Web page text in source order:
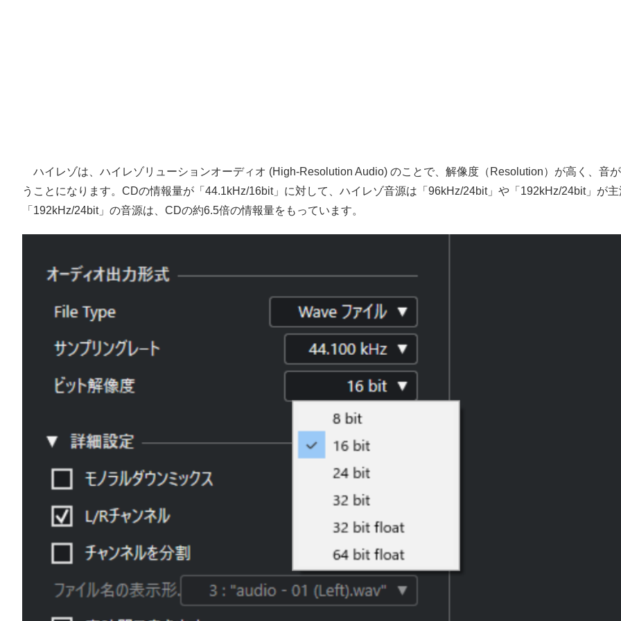
ハイレゾは、ハイレゾリューションオーディオ (High-Resolution Audio) のことで、解像度（Resolution）が高く、音
うことになります。CDの情報量が「44.1kHz/16bit」に対して、ハイレゾ音源は「96kHz/24bit」や「192kHz/24bit」が主
「192kHz/24bit」の音源は、CDの約6.5倍の情報量をもっています。